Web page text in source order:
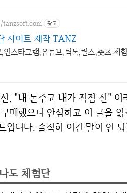
광고
사이트 제작 TANZ
인스타그램,유튜브,틱톡,릴스,숏츠 체
매했으니 안심하고 이 글을
입니다. 솔직히 이건 말이 안
도 체험단